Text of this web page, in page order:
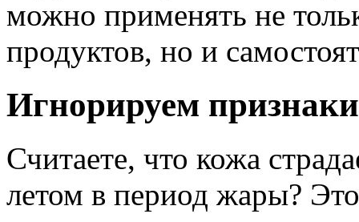
можно применять не
продуктов, но и
Игнорируем
Считаете, что кожа
летом в период жары?